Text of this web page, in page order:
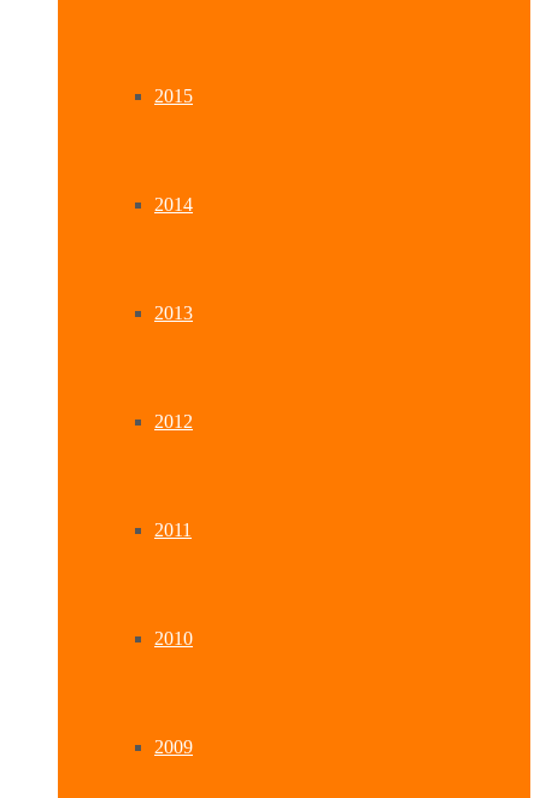
2015
2014
2013
2012
2011
2010
2009